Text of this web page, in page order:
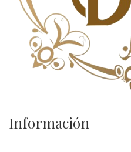
Información